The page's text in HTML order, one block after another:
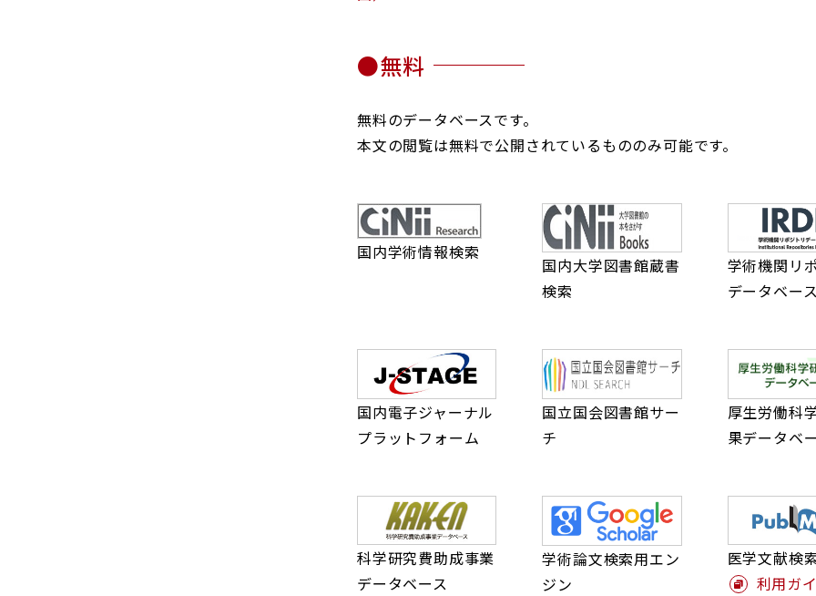
●無料
無料のデータベースです。
本文の閲覧は無料で公開されているもののみ可能です。
国内学術情報検索
国内大学図書館蔵書
検索
学術機関リ
データベース
国内電子ジャーナル
プラットフォーム
国立国会図書館サー
チ
厚生労働科
果データベ
科学研究費助成事業
データベース
学術論文検索用エン
ジン
医学文献検
利用ガ